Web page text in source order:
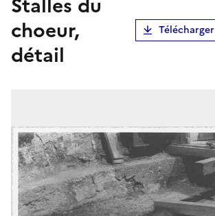
choeur,
détail
Télécharger